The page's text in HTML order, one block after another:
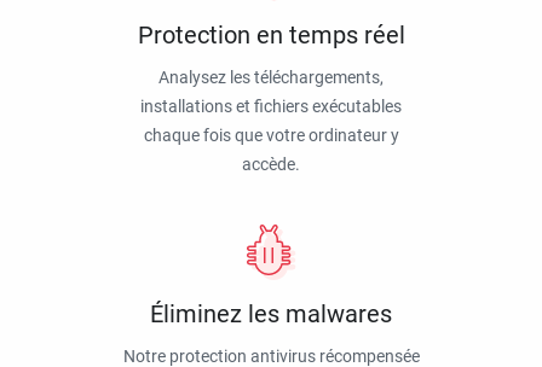
Protection en temps réel
Analysez les téléchargements,
installations et fichiers exécutables
chaque fois que votre ordinateur y
accède.
Éliminez les malwares
Notre protection antivirus récompensée